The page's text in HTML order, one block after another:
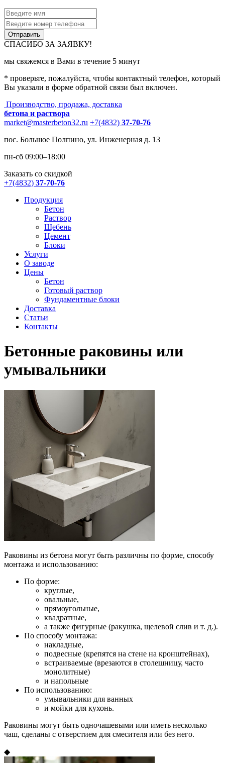
СПАСИБО ЗА ЗАЯВКУ!
мы свяжемся в Вами в течение 5 минут
* проверьте, пожалуйста, чтобы контактный телефон, который
Вы указали в форме обратной связи был включен.
Производство, продажа, доставка
бетона и раствора
market@masterbeton32.ru +7(4832) 37-70-76
пос. Большое Полпино, ул. Инженерная д. 13
пн-сб 09:00–18:00
Заказать со скидкой
+7(4832) 37-70-76
Продукция
Бетон
Раствор
Щебень
Цемент
Блоки
Услуги
О заводе
Цены
Бетон
Готовый раствор
Фундаментные блоки
Доставка
Статьи
Контакты
Бетонные раковины или
умывальники
Раковины из бетона могут быть различны по форме, способу
монтажа и использованию:
По форме:
круглые,
овальные,
прямоугольные,
квадратные,
а также фигурные (ракушка, щелевой слив и т. д.).
По способу монтажа:
накладные,
подвесные (крепятся на стене на кронштейнах),
встраиваемые (врезаются в столешницу, часто
монолитные)
и напольные
По использованию:
умывальники для ванных
и мойки для кухонь.
Раковины могут быть одночашевыми или иметь несколько
чаш, сделаны с отверстием для смесителя или без него.
◆